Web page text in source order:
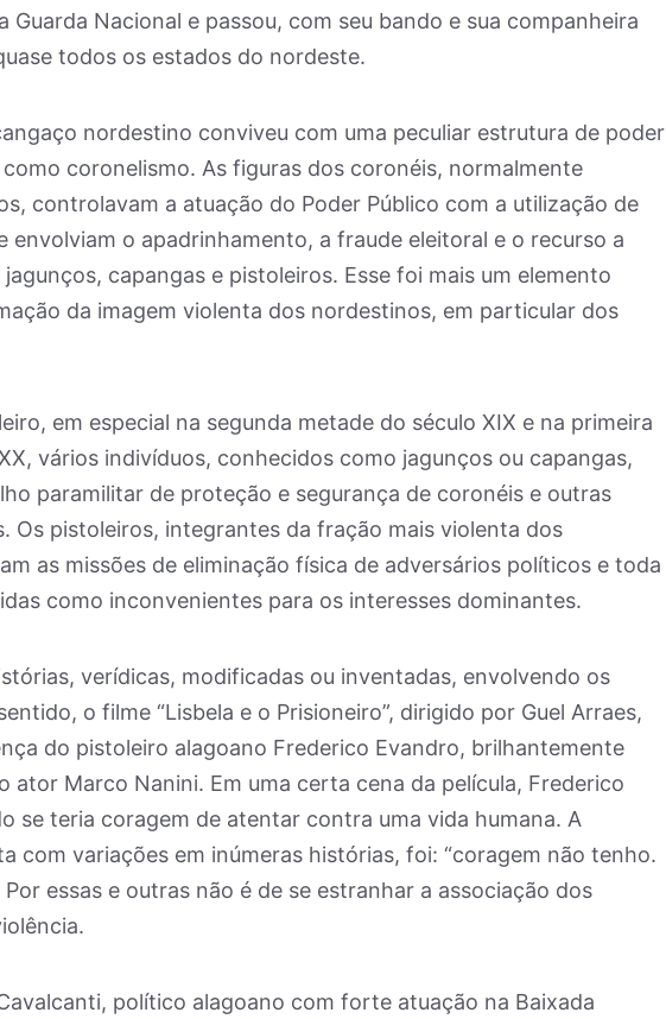
Guarda Nacional e passou, com seu bando e sua companheira
todos os estados do nordeste.
nordestino conviveu com uma peculiar estrutura de poder
coronelismo. As figuras dos coronéis, normalmente
controlavam a atuação do Poder Público com a utilização de
envolviam o apadrinhamento, a fraude eleitoral e o recurso a
capangas e pistoleiros. Esse foi mais um elemento
da imagem violenta dos nordestinos, em particular dos
em especial na segunda metade do século XIX e na primeira
vários indivíduos, conhecidos como jagunços ou capangas,
paramilitar de proteção e segurança de coronéis e outras
Os pistoleiros, integrantes da fração mais violenta dos
as missões de eliminação física de adversários políticos e toda
como inconvenientes para os interesses dominantes.
verídicas, modificadas ou inventadas, envolvendo os
o filme “Lisbela e o Prisioneiro”, dirigido por Guel Arraes,
do pistoleiro alagoano Frederico Evandro, brilhantemente
ator Marco Nanini. Em uma certa cena da película, Frederico
se teria coragem de atentar contra uma vida humana. A
com variações em inúmeras histórias, foi: “coragem não tenho.
Por essas e outras não é de se estranhar a associação dos
político alagoano com forte atuação na Baixada